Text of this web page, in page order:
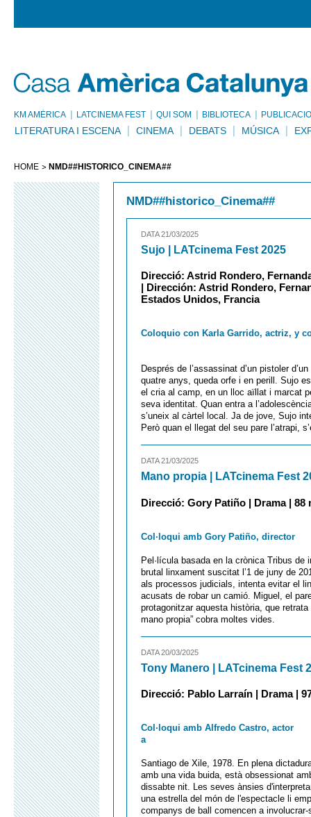
KM AMÈRICA LATCINEMA FEST QUI SOM BIBLIOTECA
LITERATURA I ESCENA CINEMA DEBATS MÚSICA
HOME NMD##HISTORICO_CINEMA##
NMD##historico_Cinema##
DATA 21/03/2025
Sujo | LATcinema Fest 2025
Direcció: Astrid Rondero,
| Dirección: Astrid Rondero,
Estados Unidos, Francia
Coloquio con Karla Garrido, actriz, y
Després de l’assassinat d’un pistoler
quatre anys, queda orfe i en perill. Sujo
el cria al camp, en un lloc aïllat i marcat
seva identitat. Quan entra a
s’uneix al càrtel local. Ja de jove, Sujo
Però quan el llegat del seu pare l’atrapi,
DATA 21/03/2025
Mano propia | LATcinema Fest
Direcció: Gory Patiño | Drama | 88
Col·loqui amb Gory Patiño, director
Pel·lícula basada en la crònica Tribus
brutal linxament suscitat l’1 de juny de
als processos judicials, intenta evitar el
acusats de robar un camió. Miguel, el
protagonitzar aquesta història, que
mano propia” cobra moltes vides.
DATA 20/03/2025
Tony Manero | LATcinema Fest
Direcció: Pablo Larraín | Drama |
Col·loqui amb Alfredo Castro, actor
a
Santiago de Xile, 1978. En plena
amb una vida buida, està obsessionat
dissabte nit. Les seves ànsies
una estrella del món de l'espectacle li
companys de ball comencen a